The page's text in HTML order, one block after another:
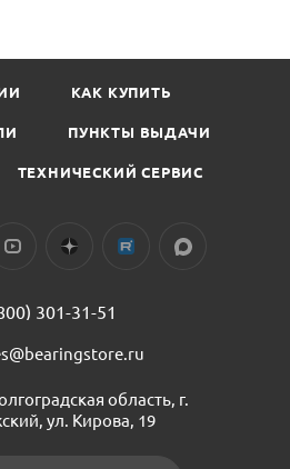
КАК КУПИТЬ
ПУНКТЫ ВЫДАЧИ
ТЕХНИЧЕСКИЙ СЕРВИС
301-31-51
область, г.
ул. Кирова, 19